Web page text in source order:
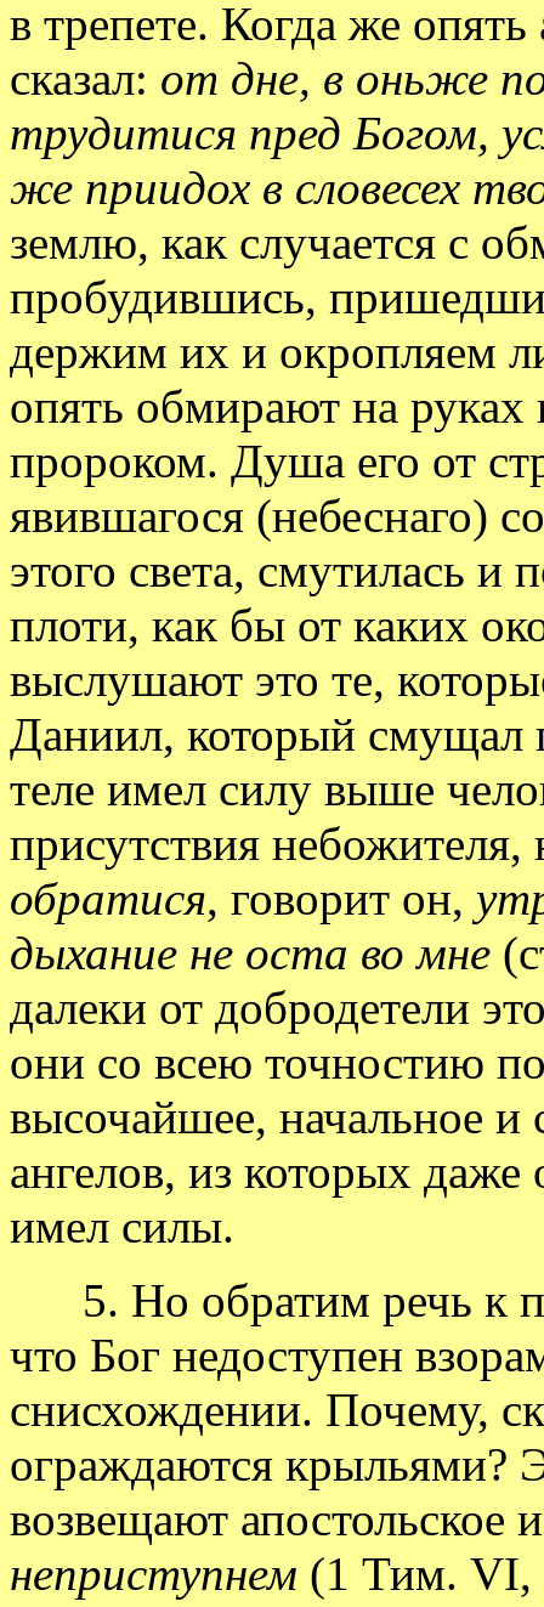
в трепете. Когда же
сказал: от дне, в оньже
трудитися пред Богом,
же приидох в словесех
землю, как случается с
пробудившись,
держим их и окропляем
опять обмирают на
пророком. Душа его от
явившагося (небеснаго)
этого света, смутилась и
плоти, как бы от каких
выслушают это те,
Даниил, который смущал
теле имел силу выше
присутствия
обратися, говорит он,
дыхание не оста во мне
далеки от добродетели
они со всею точностию
высочайшее, начальное
ангелов, из которых
имел силы.
5. Но обратим речь к
что Бог недоступен
снисхождении. Почему,
ограждаются крыльями?
возвещают апостольское
неприступнем (1 Тим. VI,